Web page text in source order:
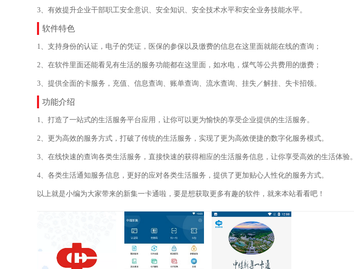
3、有效提升企业干部职工安全意识、安全知识、安全技术水平和安全业务技能水平。
软件特色
1、支持身份的认证，电子的凭证，医保的参保以及缴费的信息在这里面就能在线的查询；
2、在软件里面还能看见有生活的服务功能都在这里面，如水电，煤气等公共费用的缴费；
3、提供全面的卡服务，充值、信息查询、账单查询、流水查询、挂失／解挂、失卡招领。
功能介绍
1、打造了一站式的生活服务平台应用，让你可以更为愉快的享受企业提供的生活服务。
2、更为高效的服务方式，打破了传统的生活服务，实现了更为高效便捷的数字化服务模式。
3、在线快速的查询各类生活服务，直接快速的获得相应的生活服务信息，让你享受高效的生活体验。
4、各类生活通知服务信息，更好的应对各类生活服务，提供了更加贴心人性化的服务方式。
以上就是小编为大家带来的新集一卡通啦，要是想获取更多有趣的软件，就来本站看看吧！